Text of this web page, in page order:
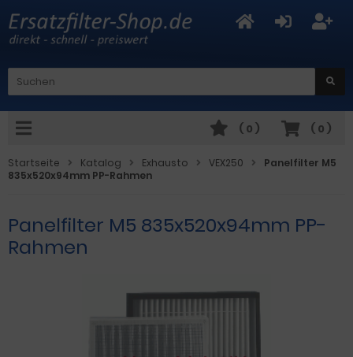
( 0 )
( 0 )
Startseite Katalog Exhausto VEX250
Panelfilter M5
835x520x94mm PP-Rahmen
Panelfilter M5 835x520x94mm PP-
Rahmen